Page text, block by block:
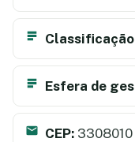
Classificação
Esfera de
CEP: 3308010